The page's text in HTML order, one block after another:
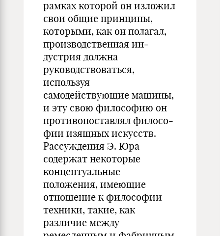
рамках которой он изложил
свои об­щие принципы,
которыми, как он полагал,
производственная ин­
дустрия должна
руководствоваться,
используя
самодействующие машины,
и эту свою философию он
противопоставлял филосо­
фии изящных искусств.
Рассуждения Э. Юра
содержат некото­рые
концептуальные
положения, имеющие
отношение к филосо­фии
техники, такие, как
различие между